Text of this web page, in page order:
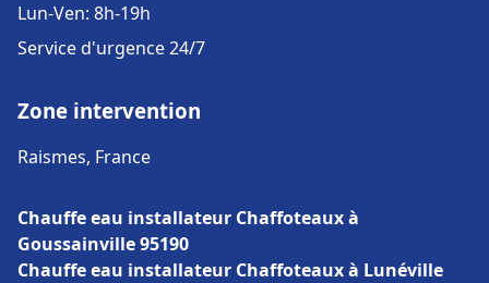
Lun-Ven: 8h-19h
Service d'urgence 24/7
Zone intervention
Raismes, France
Chauffe eau installateur Chaffoteaux à
Goussainville 95190
Chauffe eau installateur Chaffoteaux à Lunéville